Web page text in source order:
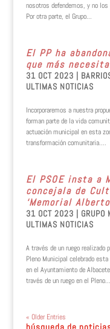
nosotros defendemos, y no
Por otra parte, el Grupo...
El PP ha
que más
31 OCT 2023 |
ULTIMAS NOTICIAS
Incorporaremos a nuestra
forman parte de la vida
actuación municipal en esta
transformación comunitaria....
El PSOE insta a
concejala de
‘Memorial Alberto
31 OCT 2023 | GRUPO
ULTIMAS NOTICIAS
A través de un ruego
Pleno Municipal celebrado
en el Ayuntamiento de
través de un ruego en el Pleno...
« Older Entries